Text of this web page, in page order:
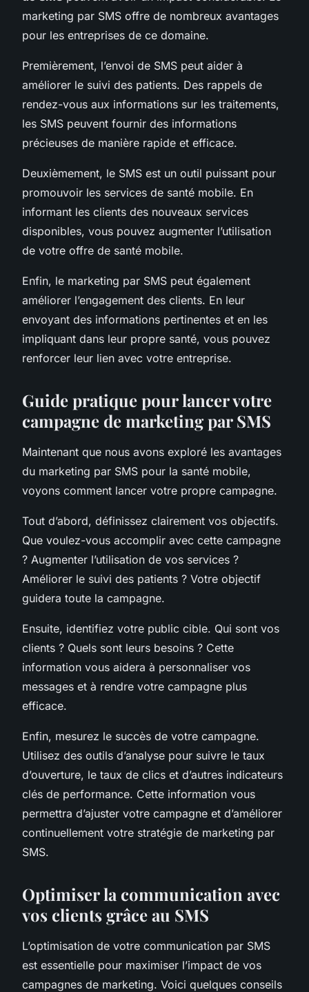
marketing par SMS offre de nombreux avantages
pour les entreprises de ce domaine.
Premièrement, l’envoi de SMS peut aider à
améliorer le suivi des patients. Des rappels de
rendez-vous aux informations sur les traitements,
les SMS peuvent fournir des informations
précieuses de manière rapide et efficace.
Deuxièmement, le SMS est un outil puissant pour
promouvoir les services de santé mobile. En
informant les clients des nouveaux services
disponibles, vous pouvez augmenter l’utilisation
de votre offre de santé mobile.
Enfin, le marketing par SMS peut également
améliorer l’engagement des clients. En leur
envoyant des informations pertinentes et en les
impliquant dans leur propre santé, vous pouvez
renforcer leur lien avec votre entreprise.
Guide pratique pour lancer votre
campagne de marketing par SMS
Maintenant que nous avons exploré les avantages
du marketing par SMS pour la santé mobile,
voyons comment lancer votre propre campagne.
Tout d’abord, définissez clairement vos objectifs.
Que voulez-vous accomplir avec cette campagne
? Augmenter l’utilisation de vos services ?
Améliorer le suivi des patients ? Votre objectif
guidera toute la campagne.
Ensuite, identifiez votre public cible. Qui sont vos
clients ? Quels sont leurs besoins ? Cette
information vous aidera à personnaliser vos
messages et à rendre votre campagne plus
efficace.
Enfin, mesurez le succès de votre campagne.
Utilisez des outils d’analyse pour suivre le taux
d’ouverture, le taux de clics et d’autres indicateurs
clés de performance. Cette information vous
permettra d’ajuster votre campagne et d’améliorer
continuellement votre stratégie de marketing par
SMS.
Optimiser la communication avec
vos clients grâce au SMS
L’optimisation de votre communication par SMS
est essentielle pour maximiser l’impact de vos
campagnes de marketing. Voici quelques conseils